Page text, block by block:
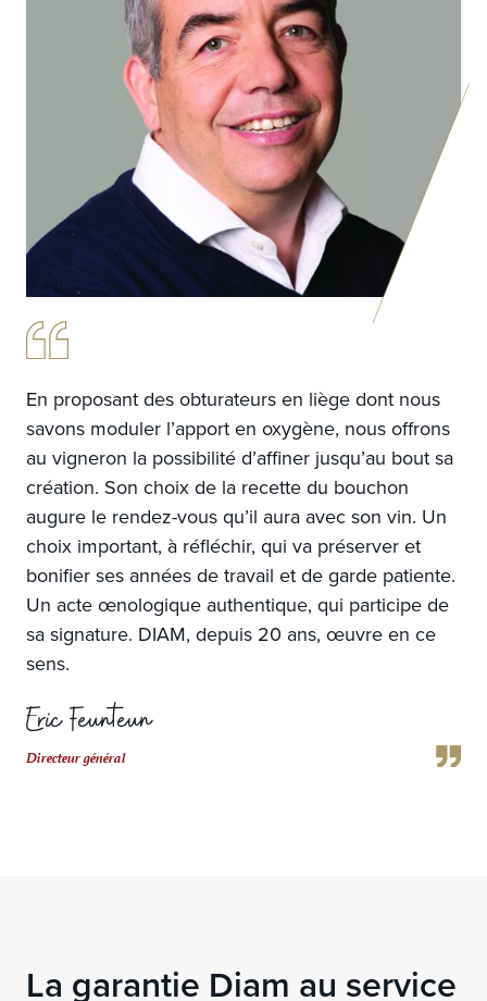
En proposant des obturateurs en liège dont nous
savons moduler l’apport en oxygène, nous offrons
au vigneron la possibilité d’affiner jusqu’au bout sa
création. Son choix de la recette du bouchon
augure le rendez-vous qu’il aura avec son vin. Un
choix important, à réfléchir, qui va préserver et
bonifier ses années de travail et de garde patiente.
Un acte œnologique authentique, qui participe de
sa signature. DIAM, depuis 20 ans, œuvre en ce
sens.
Eric Feunteun
Directeur général
La garantie Diam au service